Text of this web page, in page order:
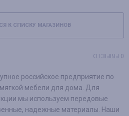
К СПИСКУ МАГАЗИНОВ
ОТЗЫВЫ 0
российское предприятие по
мебели для дома. Для
мы используем передовые
надежные материалы. Наши